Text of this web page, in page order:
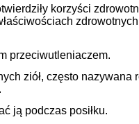
korzyści
przeciwutleniaczem.
ziół, często nazywana
ją podczas posiłku.